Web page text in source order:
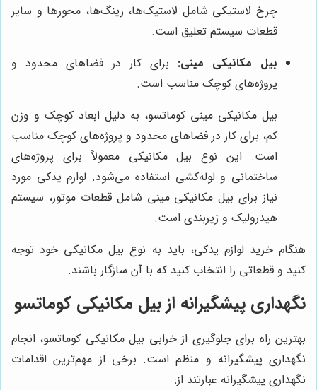
چرخ لاستیکی شامل لاستیک‌ها، رینگ‌ها، محورها و سایر
قطعات سیستم تعلیق است.
بیل مکانیکی مینی: برای کار در فضاهای محدود و
پروژه‌های کوچک مناسب است.
بیل مکانیکی مینی کوماتسو، به دلیل ابعاد کوچک و وزن
کم، برای کار در فضاهای محدود و پروژه‌های کوچک مناسب
است. این نوع بیل مکانیکی معمولاً برای پروژه‌های
ساختمانی و لوله‌کشی استفاده می‌شود. لوازم یدکی مورد
نیاز برای بیل مکانیکی مینی شامل قطعات موتور، سیستم
هیدرولیک و زیربندی است.
هنگام خرید لوازم یدکی، باید به نوع بیل مکانیکی خود توجه
کنید و قطعاتی را انتخاب کنید که با آن سازگار باشند.
نگهداری پیشگیرانه از بیل مکانیکی کوماتسو
بهترین راه برای جلوگیری از خرابی بیل مکانیکی کوماتسو، انجام
نگهداری پیشگیرانه و منظم است. برخی از مهم‌ترین اقدامات
نگهداری پیشگیرانه عبارتند از: